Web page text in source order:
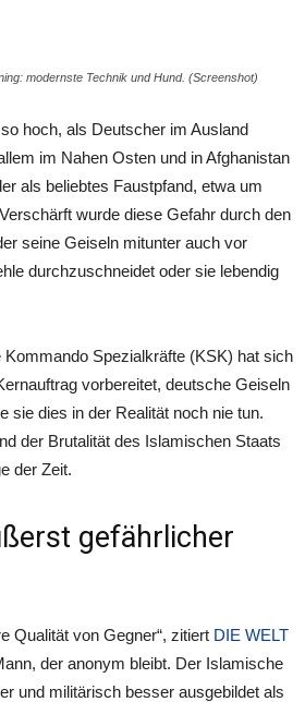
modernste Technik und Hund. (Screenshot)
hoch, als Deutscher im Ausland
im Nahen Osten und in Afghanistan
als beliebtes Faustpfand, etwa um
wurde diese Gefahr durch den
seine Geiseln mitunter auch vor
durchzuschneidet oder sie lebendig
Kommando Spezialkräfte (KSK) hat sich
vorbereitet, deutsche Geiseln
sie dies in der Realität noch nie tun.
der Brutalität des Islamischen Staats
der Zeit.
gefährlicher
Qualität von Gegner“, zitiert DIE WELT
der anonym bleibt. Der Islamische
und militärisch besser ausgebildet als